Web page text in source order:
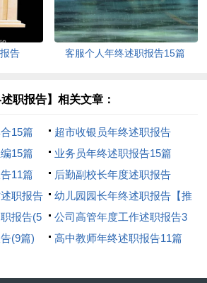
告 客服个人年终述职报告15篇
职报告】相关文章：
15篇
超市收银员年终述职报告
15篇
业务员年终述职报告15篇
11篇
后勤副校长年度述职报告
职报告
幼儿园园长年终述职报告【推
荐】
报告(5
公司高管年度工作述职报告3
篇
(9篇) 高中教师年终述职报告11篇